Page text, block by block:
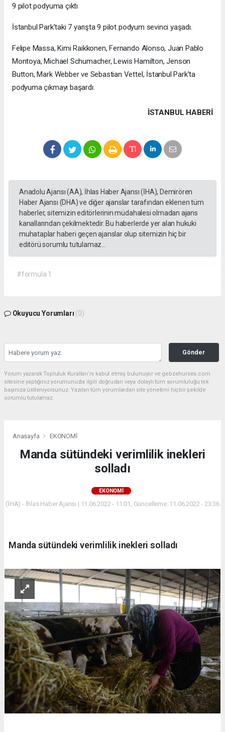
9 pilot podyuma çıktı
İstanbul Park'taki 7 yarışta 9 pilot podyum sevinci yaşadı.
Felipe Massa, Kimi Raikkonen, Fernando Alonso, Juan Pablo
Montoya, Michael Schumacher, Lewis Hamilton, Jenson
Button, Mark Webber ve Sebastian Vettel, İstanbul Park'ta
podyuma çıkmayı başardı.
İSTANBUL HABERİ
Anadolu Ajansı (AA), İhlas Haber Ajansı (İHA), Demirören
Haber Ajansı (DHA) ve diğer ajanslar tarafından eklenen tüm
haberler, sitemizin editörlerinin müdahalesi olmadan ajans
kanallarından çekilmektedir. Bu haberlerde yer alan hukuki
muhataplar haberi geçen ajanslar olup sitemizin hiç bir
editörü sorumlu tutulamaz...
#formula 1
Okuyucu Yorumları (0)
Gönder
Yorum yazarak Topluluk Kuralları’nı kabul etmiş bulunuyor ve gebzehurses.com
sitesine yaptığınız yorumunuzla ilgili doğrudan veya dolaylı tüm sorumluluğu tek
başınıza üstleniyorsunuz. Yazılan tüm yorumlardan site yönetimi hiçbir şekilde
sorumlu tutulamaz.
Anasayfa EKONOMİ
Manda sütündeki verimlilik inekleri
solladı
EKONOMİ
(İHA) - İhlas Haber Ajansı | 11.06.2022 - 11:01, Güncelleme: 11.06.2022 - 23:36
Manda sütündeki verimlilik inekleri solladı